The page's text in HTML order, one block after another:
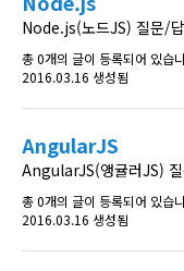
Node.js(노드JS) 질문/
총 0개의 글이 등록되어 있습
2016.03.16 생성됨
AngularJS
AngularJS(앵귤러JS)
총 0개의 글이 등록되어 있습
2016.03.16 생성됨